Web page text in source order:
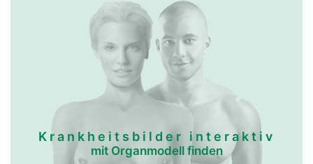
Krankheitsbilder interaktiv
mit Organmodell finden